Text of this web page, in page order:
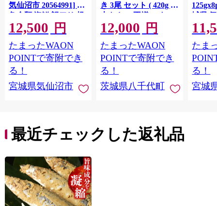
気仙沼市 20564991] 鮭
魚介類 海鮮 訳アリ 規
格外 不揃い さけ サケ
鮭切身 シャケ 切り身
冷凍 家庭用 おかず 弁
当 支援 サーモン 銀鮭
切り身 魚 わけあり
12,500 円
たまったWAON
POINTで寄附でき
る！
宮城県気仙沼市
き 3尾 セット ( 420g )
大きさ の不揃い タ
レ・山椒付き ウナギ
鰻 ふぞろい 不揃い う
な重 ひつまぶし 人気
茨城 八千代町 ふるさ
と納税 冷凍 [SF951ya]
12,000 円
たまったWAON
POINTで寄附でき
る！
茨城県八千代町
城県
お刺し
生 生
鮭 銀
介
たま
る！
宮城
最近チェックした返礼品